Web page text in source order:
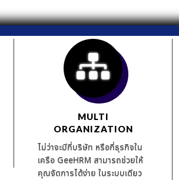
MULTI
ORGANIZATION
ไม่ว่าจะมีกี่บริษัท หรือกี่ธุรกิจใน
เครือ GeeHRM สามารถช่วยให้
คุณจัดการได้ง่าย ในระบบเดียว